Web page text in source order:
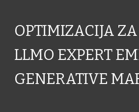
OPTIMIZACIJA
LLMO EXPERT
GENERATIVE